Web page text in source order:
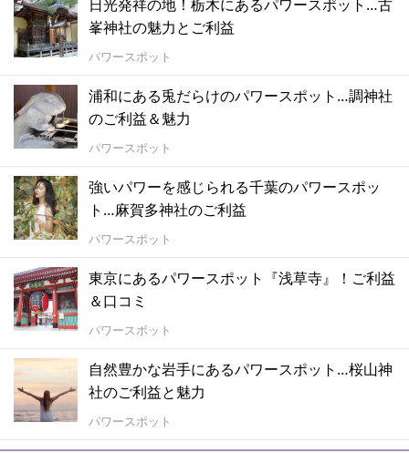
日光発祥の地！栃木にあるパワースポット…古
峯神社の魅力とご利益
パワースポット
浦和にある兎だらけのパワースポット…調神社
のご利益＆魅力
パワースポット
強いパワーを感じられる千葉のパワースポッ
ト…麻賀多神社のご利益
パワースポット
東京にあるパワースポット『浅草寺』！ご利益
＆口コミ
パワースポット
自然豊かな岩手にあるパワースポット…桜山神
社のご利益と魅力
パワースポット